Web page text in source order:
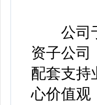
公司于
资子公司
配套支持
心价值观